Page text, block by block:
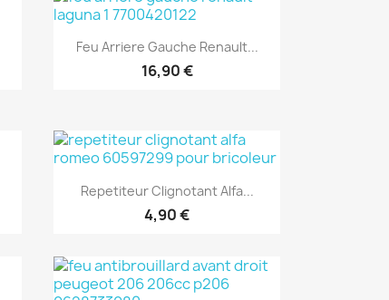
Aperçu rapide
Feu Arriere Gauche Renault...
16,90 €
Aperçu rapide
Repetiteur Clignotant Alfa...
4,90 €